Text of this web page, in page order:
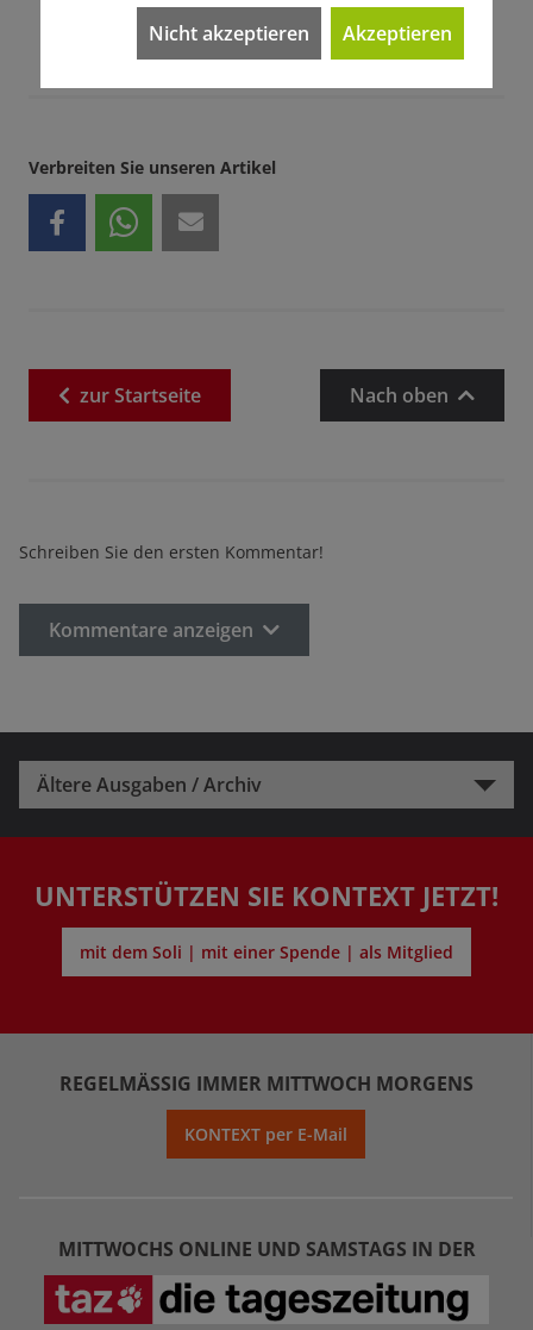
Verbreiten Sie unseren Artikel
zurStartseite Nach oben
Schreiben Sie den ersten Kommentar!
Kommentare anzeigen
Ältere Ausgaben / Archiv
UNTERSTÜTZEN SIE KONTEXT JETZT!
mit dem Soli | mit einer Spende | als Mitglied
REGELMÄSSIG IMMER MITTWOCH MORGENS
KONTEXT per E-Mail
MITTWOCHS ONLINE UND SAMSTAGS IN DER
Nicht akzeptieren Akzeptieren